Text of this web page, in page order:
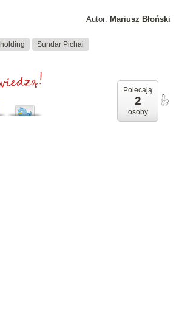
Autor: Mariusz Błoński
holding Sundar Pichai
Polecają
2
osoby